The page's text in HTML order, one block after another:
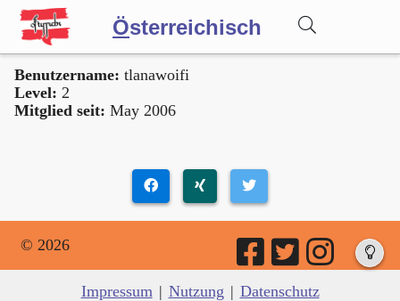
Österreichisch
Wörterbuch
Benutzername: tlanawoifi
Level: 2
Mitglied seit: May 2006
© 2026
Impressum | Nutzung | Datenschutz